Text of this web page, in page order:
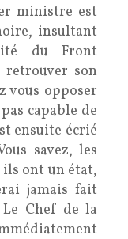
ministre est
insultant
du Front
son
vous opposer
capable de
ensuite écrié
savez, les
ont un état,
jamais fait
Chef de la